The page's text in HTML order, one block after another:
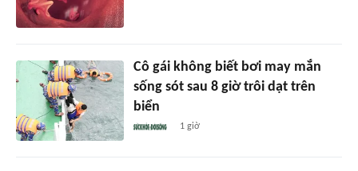
Cô gái không biết bơi may mắn
sống sót sau 8 giờ trôi dạt trên
biển
1 giờ